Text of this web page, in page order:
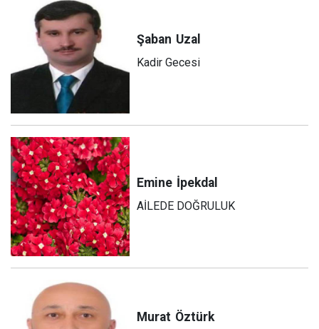
Şaban Uzal
Kadir Gecesi
Emine İpekdal
AİLEDE DOĞRULUK
Murat Öztürk